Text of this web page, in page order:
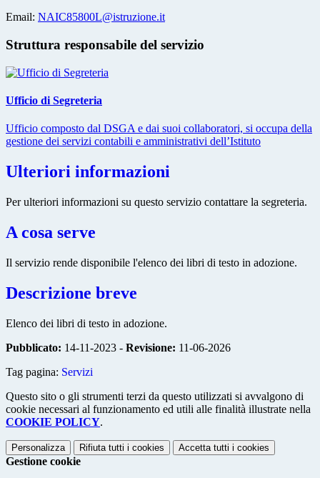
Email: NAIC85800L@istruzione.it
Struttura responsabile del servizio
Ufficio di Segreteria
Ufficio composto dal DSGA e dai suoi collaboratori, si occupa della
gestione dei servizi contabili e amministrativi dell’Istituto
Ulteriori informazioni
Per ulteriori informazioni su questo servizio contattare la segreteria.
A cosa serve
Il servizio rende disponibile l'elenco dei libri di testo in adozione.
Descrizione breve
Elenco dei libri di testo in adozione.
Pubblicato: 14-11-2023 - Revisione: 11-06-2026
Tag pagina: Servizi
Questo sito o gli strumenti terzi da questo utilizzati si avvalgono di
cookie necessari al funzionamento ed utili alle finalità illustrate nella
COOKIE POLICY.
Personalizza Rifiuta tutti i cookies Accetta tutti i cookies
Gestione cookie